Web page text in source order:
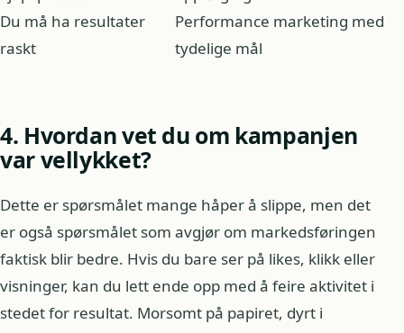
Du må ha resultater
raskt
Performance marketing med
tydelige mål
4. Hvordan vet du om kampanjen
var vellykket?
Dette er spørsmålet mange håper å slippe, men det
er også spørsmålet som avgjør om markedsføringen
faktisk blir bedre. Hvis du bare ser på likes, klikk eller
visninger, kan du lett ende opp med å feire aktivitet i
stedet for resultat. Morsomt på papiret, dyrt i